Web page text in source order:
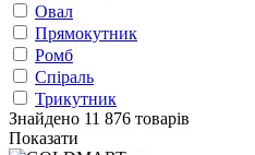
Овал
Прямокутник
Ромб
Спіраль
Трикутник
Знайдено 11 876 товарів
Показати